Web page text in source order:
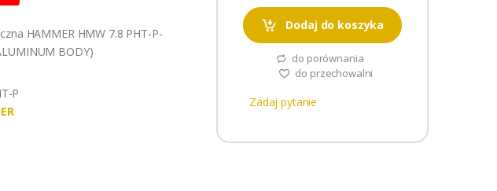
HAMMER HMW 7.8 PHT-P-
BODY)
P
Dodaj do koszyka
do porównania
do przechowalni
Zadaj pytanie